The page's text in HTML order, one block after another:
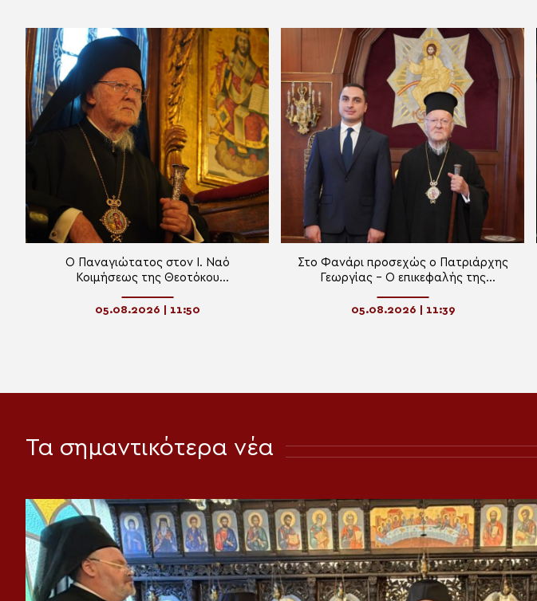
Ο Παναγιώτατος στον Ι. Ναό
Κοιμήσεως της Θεοτόκου
Βοσπόρου
05.08.2026 | 11:50
Στο Φανάρι προσεχώς ο Πατριάρχης
Γεωργίας – Ο επικεφαλής της
Δημοκρατίας της Αμπχαζίας στον Οικ.
05.08.2026 | 11:39
Τα σημαντικότερα νέα